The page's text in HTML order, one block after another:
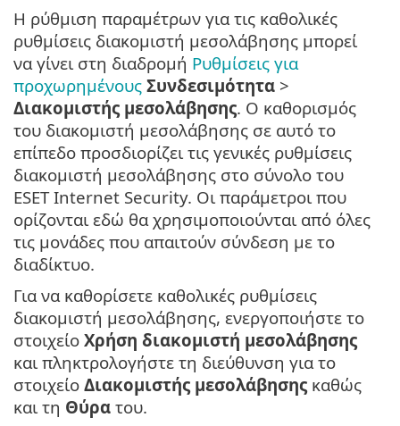
Η ρύθμιση παραμέτρων για τις καθολικές
ρυθμίσεις διακομιστή μεσολάβησης μπορεί
να γίνει στη διαδρομή Ρυθμίσεις για
προχωρημένους Συνδεσιμότητα >
Διακομιστής μεσολάβησης. Ο καθορισμός
του διακομιστή μεσολάβησης σε αυτό το
επίπεδο προσδιορίζει τις γενικές ρυθμίσεις
διακομιστή μεσολάβησης στο σύνολο του
ESET Internet Security. Οι παράμετροι που
ορίζονται εδώ θα χρησιμοποιούνται από όλες
τις μονάδες που απαιτούν σύνδεση με το
διαδίκτυο.
Για να καθορίσετε καθολικές ρυθμίσεις
διακομιστή μεσολάβησης, ενεργοποιήστε το
στοιχείο Χρήση διακομιστή μεσολάβησης
και πληκτρολογήστε τη διεύθυνση για το
στοιχείο Διακομιστής μεσολάβησης καθώς
και τη Θύρα του.